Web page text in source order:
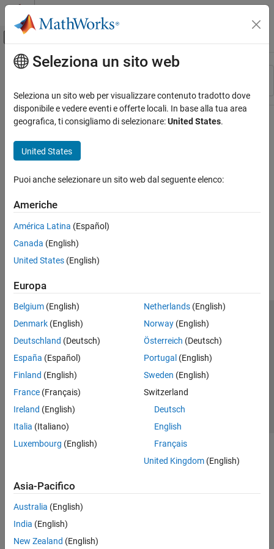
Vai al contenuto
Attiva/disattiva menu di navigazione
Risorsa
Stato
Contenuto principale
Seleziona un sito web
Seleziona un sito web per visualizzare contenuto tradotto dove
disponibile e vedere eventi e offerte locali. In base alla tua area
geografica, ti consigliamo di selezionare:United States.
United States
Puoi anche selezionare un sito web dal seguente elenco:
Americhe
América Latina (Español)
Canada (English)
United States (English)
Europa
Belgium (English)
Denmark (English)
Deutschland (Deutsch)
España (Español)
Finland (English)
France (Français)
Ireland (English)
Italia (Italiano)
Luxembourg (English)
Netherlands(English)
Norway(English)
Österreich (Deutsch)
Portugal (English)
Sweden (English)
Switzerland
Deutsch
English
Français
United Kingdom(English)
Asia-Pacifico
Australia (English)
India (English)
New Zealand (English)
Centro di fiducia
Informativa sulla privacy
Antipirateria
Stato dell'applicazione
Contatti
© 1994-2026 The MathWorks, Inc.